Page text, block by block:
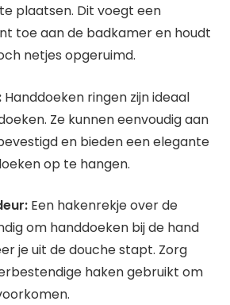
plaatsen. Dit voegt een
toe aan de badkamer en houdt
netjes opgeruimd.
Handdoeken ringen zijn ideaal
Ze kunnen eenvoudig aan
en bieden een elegante
op te hangen.
Een hakenrekje over de
om handdoeken bij de hand
je uit de douche stapt. Zorg
haken gebruikt om